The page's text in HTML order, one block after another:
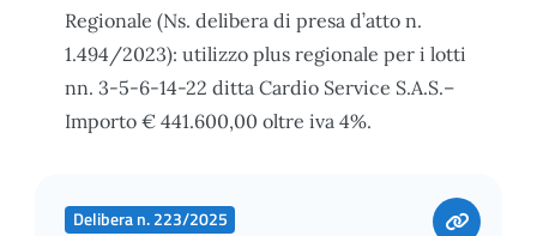
Regionale (Ns. delibera di presa d’atto n.
1.494/2023): utilizzo plus regionale per i lotti
nn. 3-5-6-14-22 ditta Cardio Service S.A.S.–
Importo € 441.600,00 oltre iva 4%.
Delibera n. 223/2025